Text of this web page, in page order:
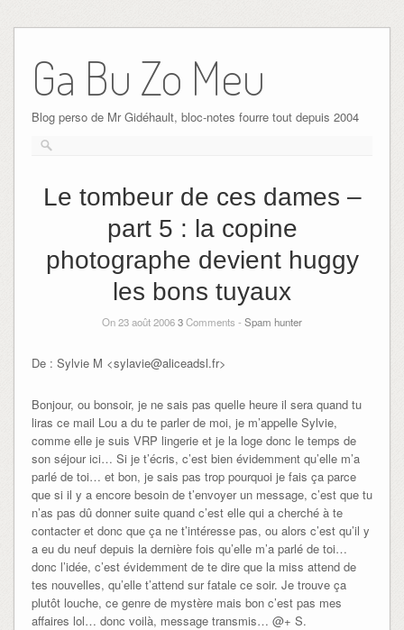
Ga Bu Zo Meu
Blog perso de Mr Gidéhault, bloc-notes fourre tout depuis 2004
Le tombeur de ces dames –
part 5 : la copine
photographe devient huggy
les bons tuyaux
On 23 août 20063Comments - Spam hunter
De : Sylvie M <sylavie@aliceadsl.fr>
Bonjour, ou bonsoir, je ne sais pas quelle heure il sera quand tu
liras ce mail Lou a du te parler de moi, je m’appelle Sylvie,
comme elle je suis VRP lingerie et je la loge donc le temps de
son séjour ici… Si je t’écris, c’est bien évidemment qu’elle m’a
parlé de toi… et bon, je sais pas trop pourquoi je fais ça parce
que si il y a encore besoin de t’envoyer un message, c’est que tu
n’as pas dû donner suite quand c’est elle qui a cherché à te
contacter et donc que ça ne t’intéresse pas, ou alors c’est qu’il y
a eu du neuf depuis la dernière fois qu’elle m’a parlé de toi…
donc l’idée, c’est évidemment de te dire que la miss attend de
tes nouvelles, qu’elle t’attend sur fatale ce soir. Je trouve ça
plutôt louche, ce genre de mystère mais bon c’est pas mes
affaires lol… donc voilà, message transmis… @+ S.